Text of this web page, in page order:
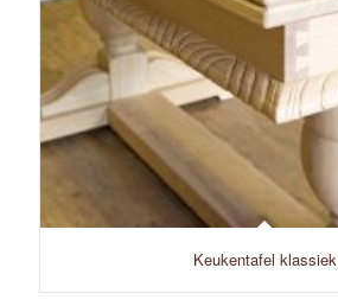
Keukentafel klassiek